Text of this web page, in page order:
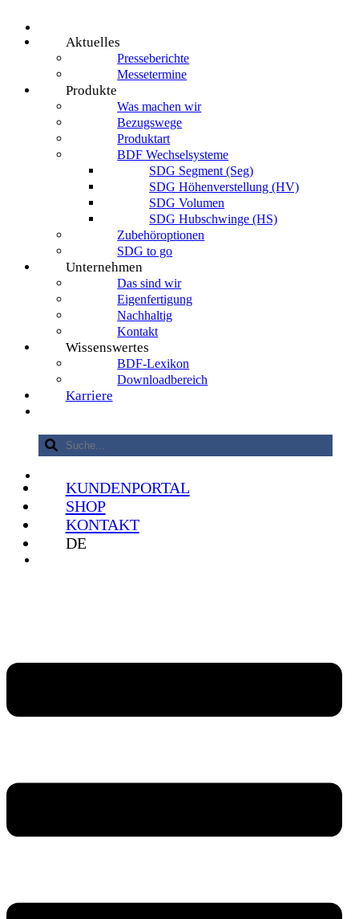
Aktuelles
Presseberichte
Messetermine
Produkte
Was machen wir
Bezugswege
Produktart
BDF Wechselsysteme
SDG Segment (Seg)
SDG Höhenverstellung (HV)
SDG Volumen
SDG Hubschwinge (HS)
Zubehöroptionen
SDG to go
Unternehmen
Das sind wir
Eigenfertigung
Nachhaltig
Kontakt
Wissenswertes
BDF-Lexikon
Downloadbereich
Karriere
KUNDENPORTAL
SHOP
KONTAKT
DE